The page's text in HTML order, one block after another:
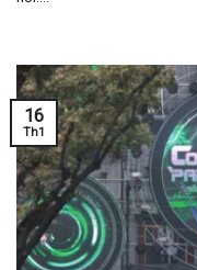
16
Th1